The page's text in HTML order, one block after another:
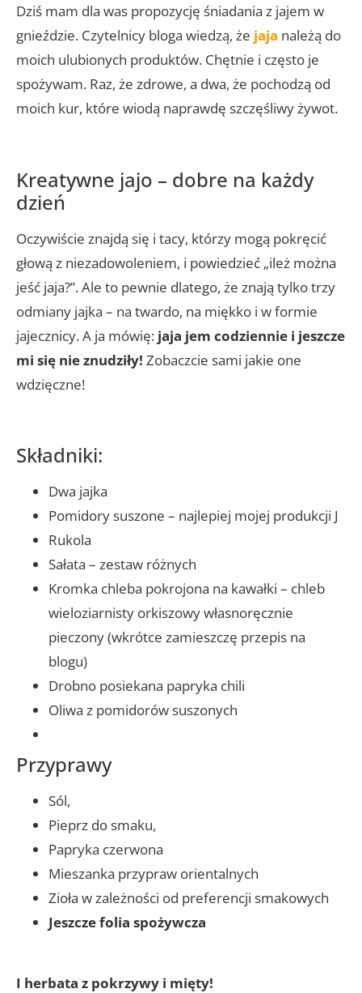
Dziś mam dla was propozycję śniadania z jajem w
gnieździe. Czytelnicy bloga wiedzą, że jaja należą do
moich ulubionych produktów. Chętnie i często je
spożywam. Raz, że zdrowe, a dwa, że pochodzą od
moich kur, które wiodą naprawdę szczęśliwy żywot.
Kreatywne jajo – dobre na każdy
dzień
Oczywiście znajdą się i tacy, którzy mogą pokręcić
głową z niezadowoleniem, i powiedzieć „ileż można
jeść jaja?”. Ale to pewnie dlatego, że znają tylko trzy
odmiany jajka – na twardo, na miękko i w formie
jajecznicy. A ja mówię: jaja jem codziennie i jeszcze
mi się nie znudziły! Zobaczcie sami jakie one
wdzięczne!
Składniki:
Dwa jajka
Pomidory suszone – najlepiej mojej produkcji J
Rukola
Sałata – zestaw różnych
Kromka chleba pokrojona na kawałki – chleb
wieloziarnisty orkiszowy własnoręcznie
pieczony (wkrótce zamieszczę przepis na
blogu)
Drobno posiekana papryka chili
Oliwa z pomidorów suszonych
Przyprawy
Sól,
Pieprz do smaku,
Papryka czerwona
Mieszanka przypraw orientalnych
Zioła w zależności od preferencji smakowych
Jeszcze folia spożywcza
I herbata z pokrzywy i mięty!